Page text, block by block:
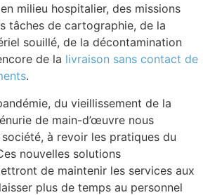
milieu hospitalier, des missions
tâches de cartographie, de la
souillé, de la décontamination
de la livraison sans contact de
.
du vieillissement de la
de main-d’œuvre nous
à revoir les pratiques du
nouvelles solutions
de maintenir les services aux
plus de temps au personnel